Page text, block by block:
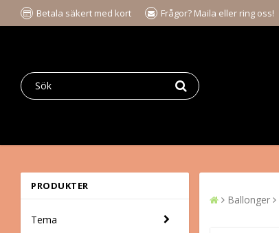
Betala säkert med kort Frågor? Maila eller ring oss!
PRODUKTER
Tema
Ballonger